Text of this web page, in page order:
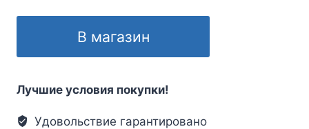
В магазин
Лучшие условия покупки!
Удовольствие гарантировано